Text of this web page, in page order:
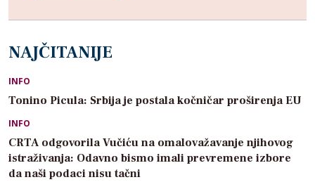
NAJČITANIJE
INFO
Tonino Picula: Srbija je postala kočničar proširenja EU
INFO
CRTA odgovorila Vučiću na omalovažavanje njihovog
istraživanja: Odavno bismo imali prevremene izbore
da naši podaci nisu tačni